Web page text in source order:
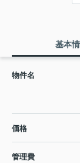
基本
物件名
価格
管理費